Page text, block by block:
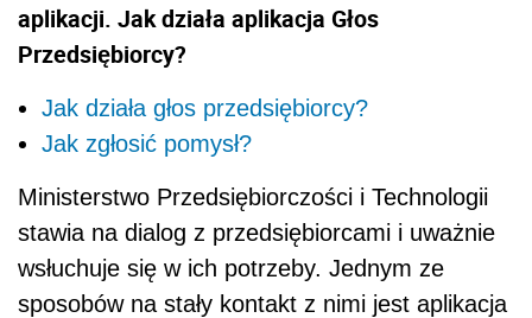
aplikacji. Jak działa aplikacja Głos
Przedsiębiorcy?
Jak działa głos przedsiębiorcy?
Jak zgłosić pomysł?
Ministerstwo Przedsiębiorczości i Technologii
stawia na dialog z przedsiębiorcami i uważnie
wsłuchuje się w ich potrzeby. Jednym ze
sposobów na stały kontakt z nimi jest aplikacja